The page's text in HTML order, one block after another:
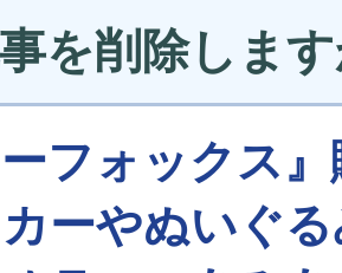
を削除しま
ーフォックス
ーやぬいぐ